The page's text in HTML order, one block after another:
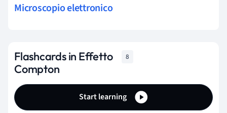
Microscopio elettronico
Flashcards in Effetto
Compton
8
Start learning